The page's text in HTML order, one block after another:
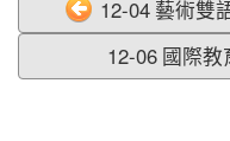
12-04 藝術雙
12-06 國際教